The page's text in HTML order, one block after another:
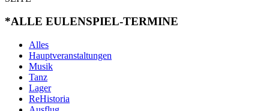
*ALLE EULENSPIEL-TERMINE
Alles
Hauptveranstaltungen
Musik
Tanz
Lager
ReHistoria